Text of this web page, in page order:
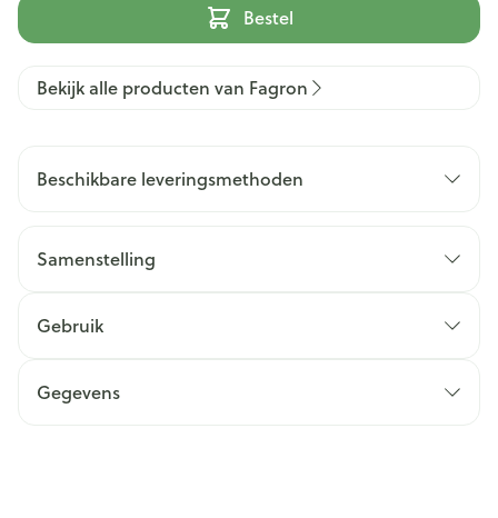
Bestel
Bekijk alle producten van Fagron
Beschikbare leveringsmethoden
Samenstelling
Gebruik
Gegevens